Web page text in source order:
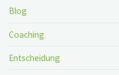
Blog
Coaching
Entscheidung